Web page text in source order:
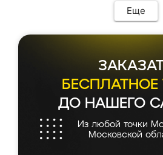
Еще
БЕСПЛАТНОЕ
ДО НАШЕГО
Из любой точки
Московской